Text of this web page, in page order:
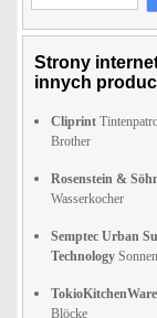
Strony
innych
Cliprint
Brother
Rosenstein &
Wasserkocher
Semptec Urban
Technology
TokioKitchenWare
Blöcke